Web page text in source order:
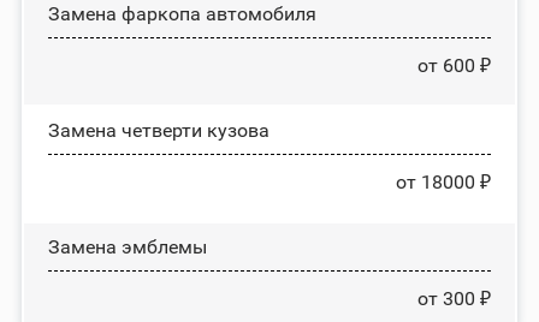
Замена фаркопа автомобиля
от 600 ₽
Замена четверти кузова
от 18000 ₽
Замена эмблемы
от 300 ₽